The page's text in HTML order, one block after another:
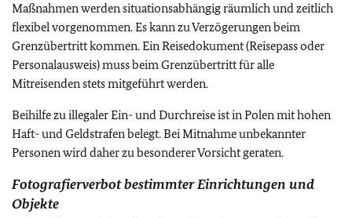
Maßnahmen werden situationsabhängig räumlich und zeitlich
flexibel vorgenommen.Es kann zu Verzögerungen beim
Grenzübertritt kommen. Ein Reisedokument (Reisepass oder
Personalausweis) muss beim Grenzübertritt für alle
Mitreisenden stets mitgeführt werden.
Beihilfe zu illegaler Ein- und Durchreise ist in Polen mit hohen
Haft- und Geldstrafen belegt. Bei Mitnahme unbekannter
Personen wird daher zu besonderer Vorsicht geraten.
Fotografierverbot bestimmter Einrichtungen und
Objekte